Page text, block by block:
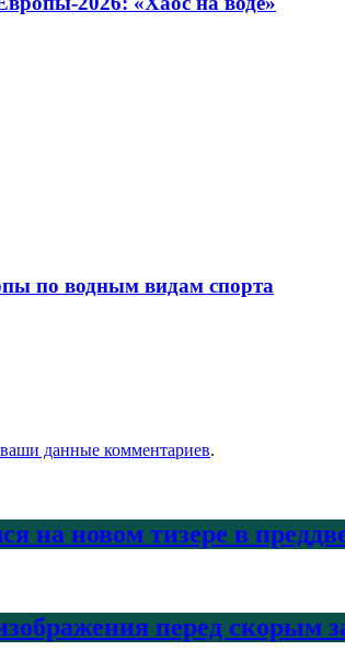
по водным видам спорта
данные комментариев.
на новом тизере в
перед скорым